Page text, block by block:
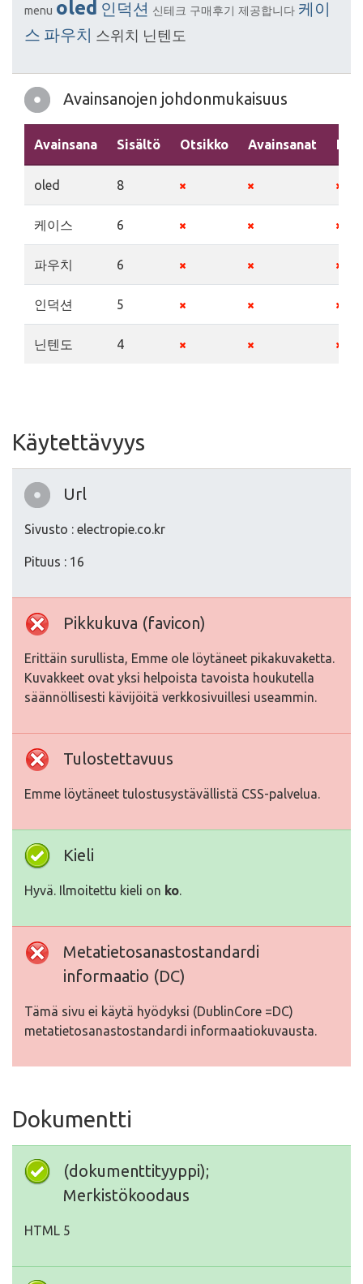
menu oled 인덕션 신테크 구매후기 제공합니다 케이
스 파우치 스위치 닌텐도
Avainsanojen johdonmukaisuus
Avainsana Sisältö Otsikko Avainsanat
oled 8
케이스 6
파우치 6
인덕션 5
닌텐도 4
Käytettävyys
Url
Sivusto : electropie.co.kr
Pituus : 16
Pikkukuva (favicon)
Erittäin surullista, Emme ole löytäneet pikakuvaketta.
Kuvakkeet ovat yksi helpoista tavoista houkutella
säännöllisesti kävijöitä verkkosivuillesi useammin.
Tulostettavuus
Emme löytäneet tulostusystävällistä CSS-palvelua.
Kieli
Hyvä. Ilmoitettu kieli on ko.
Metatietosanastostandardi
informaatio (DC)
Tämä sivu ei käytä hyödyksi (DublinCore =DC)
metatietosanastostandardi informaatiokuvausta.
Dokumentti
(dokumenttityyppi);
Merkistökoodaus
HTML 5